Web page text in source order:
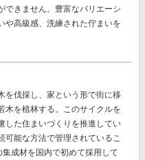
できません。豊富なバリエーシ
や高級感、洗練された佇まいを
伐採し、家という形で街に移
木を植林する。このサイクルを
した住まいづくりを推進してい
可能な方法で管理されているこ
集成材を国内で初めて採用して